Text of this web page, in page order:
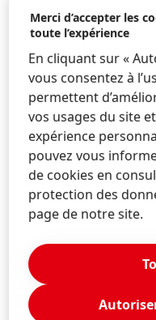
engagement sont
notre stratégie et
Humaines et
développement
Parallèlement à la
ambassadeurs,
avec différents
distributeurs, par
sensibiliser
développement
respectueuse de
Vous trouverez des
www.henkel.com/
Merci d’accepter les
toute l’expérience
En cliquant sur «
vous consentez à
permettent
vos usages du site
expérience
pouvez vous
de cookies en
protection des
page de notre site.